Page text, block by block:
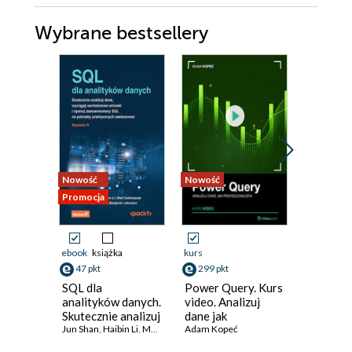
Wybrane bestsellery
Nowość
Promocja
ebook książka
47 pkt
SQL dla
analityków danych.
Skutecznie analizuj
dane, wyciągaj
Jun Shan Haibin Li Matt Goldwasser ,Upom Malik
Nowość
kurs
299 pkt
Power Query. Kurs
video. Analizuj
dane jak
profesjonalista
Adam Kopeć